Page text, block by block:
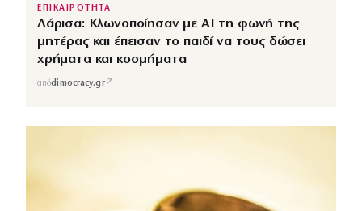
ΕΠΙΚΑΙΡΟΤΗΤΑ
Λάρισα: Κλωνοποίησαν με AI τη φωνή της
μητέρας και έπεισαν το παιδί να τους δώσει
χρήματα και κοσμήματα
απόdimocracy.gr↗